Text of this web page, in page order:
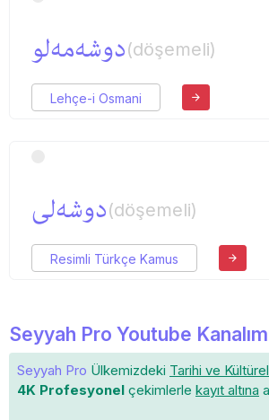
دوشه‌مه‌لو(döşemeli)
Lehçe-i Osmani
دو‌شه‌لی(döşemeli)
Resimli Türkçe Kamus
Seyyah Pro Youtube
Seyyah Pro Ülkemizdeki Tarihi ve
4K Profesyonel çekimlerle kayıt altına